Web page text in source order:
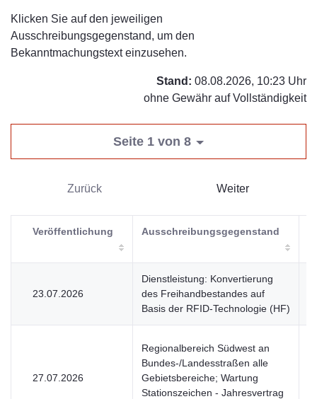
Klicken Sie auf den jeweiligen
Ausschreibungsgegenstand, um den
Bekanntmachungstext einzusehen.
Stand: 08.08.2026, 10:23 Uhr
ohne Gewähr auf Vollständigkeit
Seite 1 von 8
Zurück Weiter
Veröffentlichung Ausschreibungsgegenstand
23.07.2026
Dienstleistung: Konvertierung
des Freihandbestandes auf
Basis der RFID-Technologie (HF)
27.07.2026
Regionalbereich Südwest an
Bundes-/Landesstraßen alle
Gebietsbereiche; Wartung
Stationszeichen - Jahresvertrag